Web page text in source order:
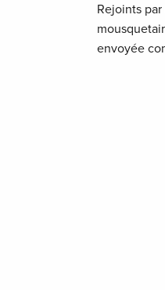
Rejoints
envoyée